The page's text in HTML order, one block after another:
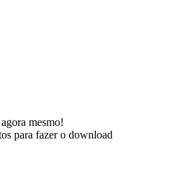
mesmo!
para fazer o download